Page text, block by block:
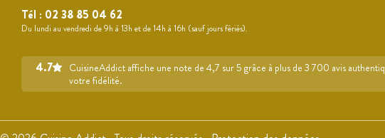
Tél : 02 38 85 04 62
Du lundi au vendredi de 9h à 13h et de 14h à 16h (sauf jours fériés).
4.7
CuisineAddict affiche une note de 4,7 sur 5 grâce à plus de 3 700 avis
votre fidélité.